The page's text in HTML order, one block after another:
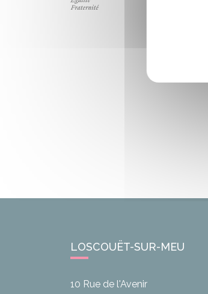
LOSCOUËT-SUR-MEU
10 Rue de l'Avenir